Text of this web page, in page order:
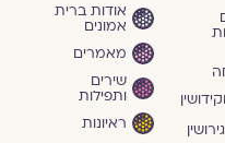
אודות ברית
אמונים
מאמרים
שירים
ותפילות
ראיונות